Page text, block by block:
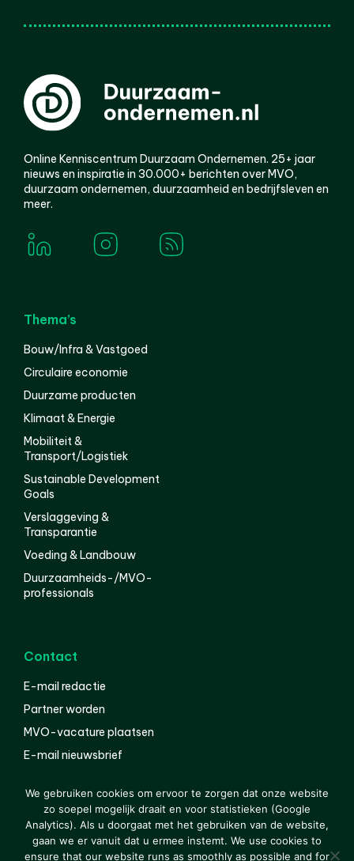
Online Kenniscentrum Duurzaam Ondernemen. 25+ jaar
nieuws en inspiratie in 30.000+ berichten over MVO,
duurzaam ondernemen, duurzaamheid en bedrijfsleven en
meer.
Thema’s
Bouw/Infra & Vastgoed
Circulaire economie
Duurzame producten
Klimaat & Energie
Mobiliteit &
Transport/Logistiek
Sustainable Development
Goals
Verslaggeving &
Transparantie
Voeding & Landbouw
Duurzaamheids-/MVO-
professionals
Contact
E-mail redactie
Partner worden
MVO-vacature plaatsen
E-mail nieuwsbrief
© 2000-2026 Van der Molen EIS Colofon
Disclaimer
Privacy
We gebruiken cookies om ervoor te zorgen dat onze website
zo soepel mogelijk draait en voor statistieken (Google
Analytics). Als u doorgaat met het gebruiken van de website,
gaan we er vanuit dat u ermee instemt. We use cookies to
ensure that our website runs as smoothly as possible and for